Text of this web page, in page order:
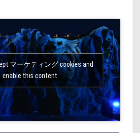
マーケティング cookies and
enable this content